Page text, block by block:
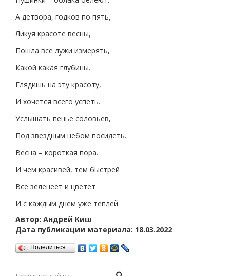
А детвора, годков по пять,
Ликуя красоте весны,
Пошла все лужи измерять,
Какой какая глубины.
Глядишь на эту красоту,
И хочется всего успеть.
Услышать пенье соловьев,
Под звездным небом посидеть.
Весна – короткая пора.
И чем красивей, тем быстрей
Все зеленеет и цветет
И с каждым днем уже теплей.
Автор: Андрей Киш
Дата публикации материала: 18.03.2022
Поделиться…